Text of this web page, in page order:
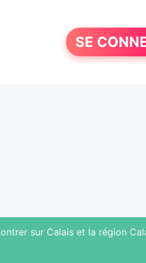
SE
sur Calais et la région